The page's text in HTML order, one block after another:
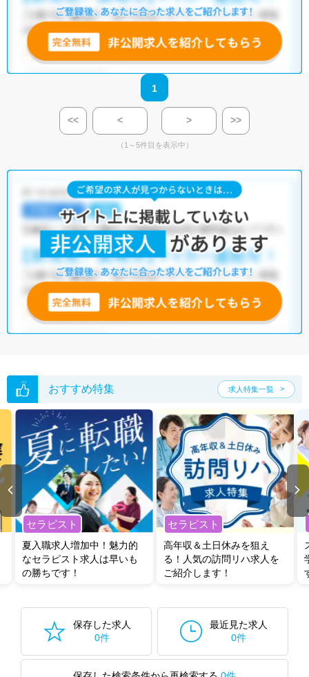
1
<< < > >>
（1～5件目を表示中）
おすすめ特集 求人特集一覧
セラピスト
夏入職求人増加中！魅力的
なセラピスト求人は早いも
の勝ちです！
セラピスト
高年収＆土日休みを狙え
る！人気の訪問リハ求人を
ご紹介します！
保存した求人
0件
最近見た求人
0件